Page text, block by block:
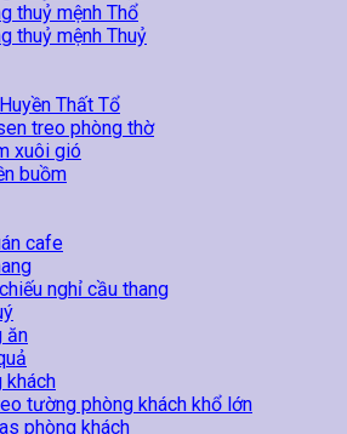
thuỷ mệnh Thổ
thuỷ mệnh Thuỷ
Thất Tổ
treo phòng thờ
xuôi gió
buồm
cafe
nghỉ cầu thang
ăn
khách
tường phòng khách khổ lớn
phòng khách